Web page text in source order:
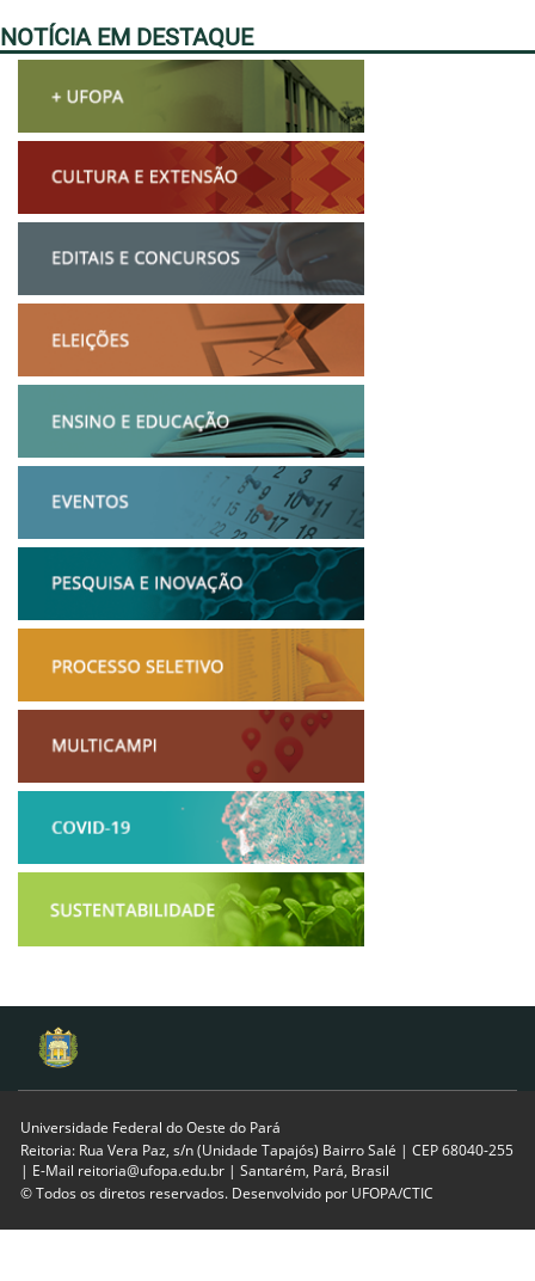
NOTÍCIA EM DESTAQUE
Universidade Federal do Oeste do Pará
Reitoria: Rua Vera Paz, s/n (Unidade Tapajós) Bairro Salé | CEP 68040-255
| E-Mail reitoria@ufopa.edu.br | Santarém, Pará, Brasil
© Todos os diretos reservados. Desenvolvido por UFOPA/CTIC